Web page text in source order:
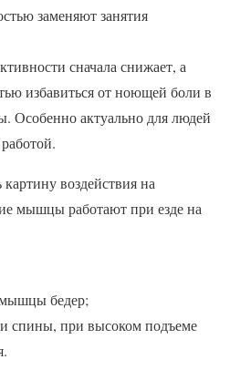
заменяют занятия
сначала снижает, а
избавиться от ноющей боли в
Особенно актуально для людей
воздействия на
мышцы работают при езде на
бедер;
спины, при высоком подъеме